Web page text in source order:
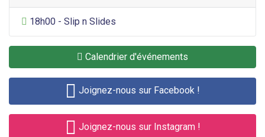
Divertissement général
18h00 - Slip n Slides
Calendrier d'événements
Joignez-nous sur Facebook !
Joignez-nous sur Instagram !